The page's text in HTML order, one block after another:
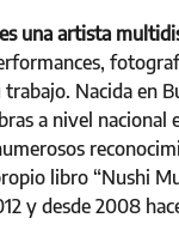
es una artista
Nacida en
a nivel nacional
libro “Nushi
y desde 2008